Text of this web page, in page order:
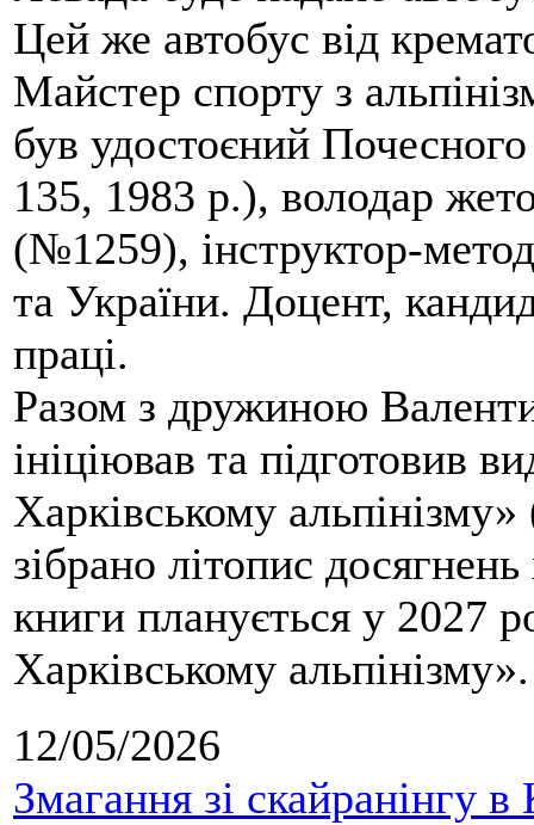
Цей же автобус від
Майстер спорту з
був удостоєний
135, 1983 р.), володар
(№1259), інструктор-
та України. Доцент,
праці.
Разом з дружиною
ініціював та підготовив
Харківському
зібрано літопис
книги планується у 2027
Харківському альпінізму».
12/05/2026
Змагання зі скайранінгу в